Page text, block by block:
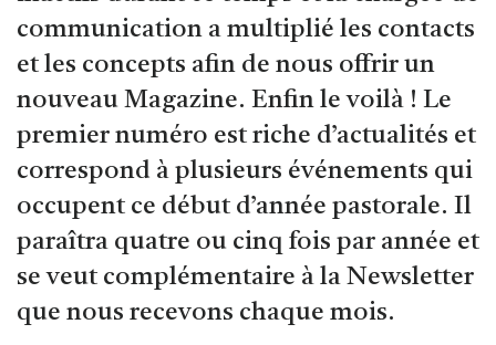
communication a multiplié les contacts
et les concepts afin de nous offrir un
nouveau Magazine. Enfin le voilà ! Le
premier numéro est riche d’actualités et
correspond à plusieurs événements qui
occupent ce début d’année pastorale. Il
paraîtra quatre ou cinq fois par année et
se veut complémentaire à la Newsletter
que nous recevons chaque mois.